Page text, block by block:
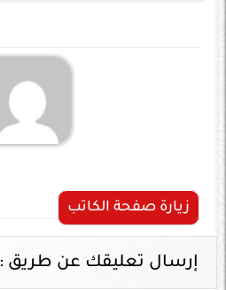
زيارة صفحة الكاتب
إرسال تعليقك عن طريق :